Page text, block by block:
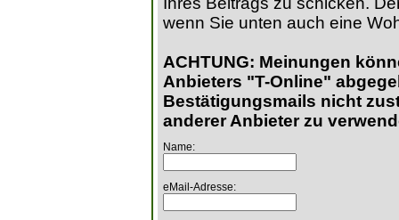
wenn Sie unten auch eine
ACHTUNG: Meinungen
Anbieters "T-Online"
Bestätigungsmails nicht
anderer Anbieter zu
Name:
eMail-Adresse: